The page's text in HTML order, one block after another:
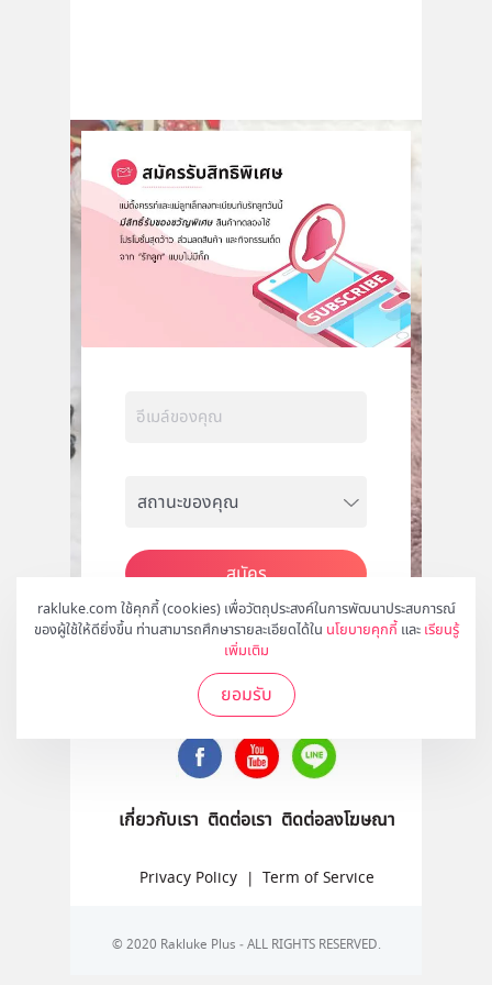
rakluke.com ใช้คุกกี้ (cookies) เพื่อวัตถุประสงค์ในการพัฒนาประสบการณ์
ของผู้ใช้ให้ดียิ่งขึ้น ท่านสามารถศึกษารายละเอียดได้ใน นโยบายคุกกี้ และ เรียนรู้
เพิ่มเติม
ยอมรับ
สมัคร
ติดตามเราได้ที่
เกี่ยวกับเรา ติดต่อเรา ติดต่อลงโฆษณา
Privacy Policy | Term of Service
© 2020 Rakluke Plus - ALL RIGHTS RESERVED.